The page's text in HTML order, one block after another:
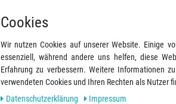
Zahlungsarten
Warenkorb
Abonnieren Sie
Sonderaktionen
E-MAIL **
Hiermit bestätige
Cookies
Wir nutzen Cookies auf unserer Website. Einige
essenziell, während andere uns helfen, diese
Erfahrung zu verbessern. Weitere Informationen
verwendeten Cookies und Ihren Rechten als Nutzer
Daten­schutz­erklärung
Impressum